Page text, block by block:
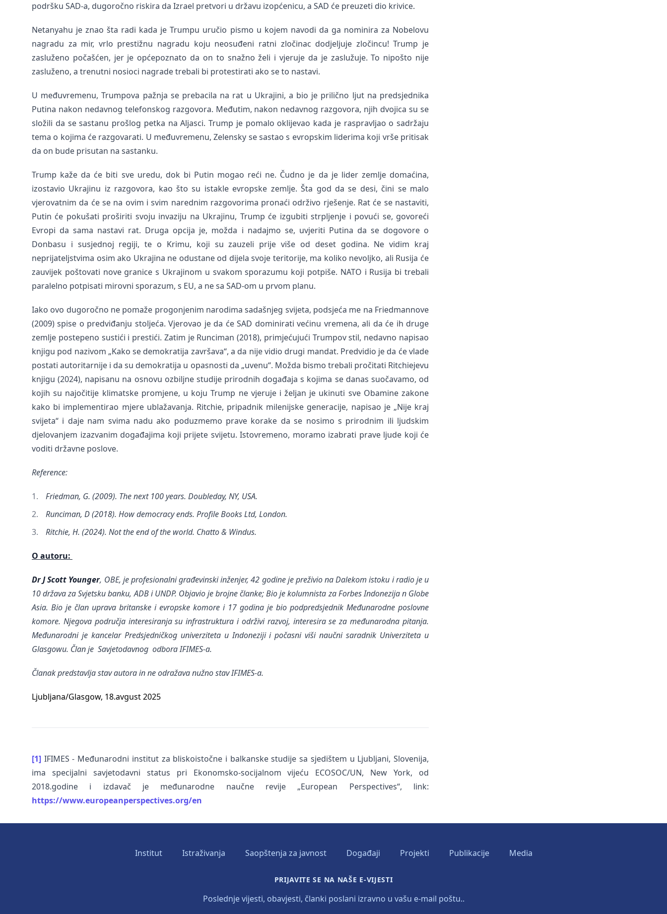
podršku SAD-a, dugoročno riskira da Izrael pretvori u državu izopćenicu, a SAD će preuzeti dio krivice.
Netanyahu je znao šta radi kada je Trumpu uručio pismo u kojem navodi da ga nominira za Nobelovu
nagradu za mir, vrlo prestižnu nagradu koju neosuđeni ratni zločinac dodjeljuje zločincu! Trump je
zasluženo počašćen, jer je općepoznato da on to snažno želi i vjeruje da je zaslužuje. To nipošto nije
zasluženo, a trenutni nosioci nagrade trebali bi protestirati ako se to nastavi.
U međuvremenu, Trumpova pažnja se prebacila na rat u Ukrajini, a bio je prilično ljut na predsjednika
Putina nakon nedavnog telefonskog razgovora. Međutim, nakon nedavnog razgovora, njih dvojica su se
složili da se sastanu prošlog petka na Aljasci. Trump je pomalo oklijevao kada je raspravljao o sadržaju
tema o kojima će razgovarati. U međuvremenu, Zelensky se sastao s evropskim liderima koji vrše pritisak
da on bude prisutan na sastanku.
Trump kaže da će biti sve uredu, dok bi Putin mogao reći ne. Čudno je da je lider zemlje domaćina,
izostavio Ukrajinu iz razgovora, kao što su istakle evropske zemlje. Šta god da se desi, čini se malo
vjerovatnim da će se na ovim i svim narednim razgovorima pronaći održivo rješenje. Rat će se nastaviti,
Putin će pokušati proširiti svoju invaziju na Ukrajinu, Trump će izgubiti strpljenje i povući se, govoreći
Evropi da sama nastavi rat. Druga opcija je, možda i nadajmo se, uvjeriti Putina da se dogovore o
Donbasu i susjednoj regiji, te o Krimu, koji su zauzeli prije više od deset godina. Ne vidim kraj
neprijateljstvima osim ako Ukrajina ne odustane od dijela svoje teritorije, ma koliko nevoljko, ali Rusija će
zauvijek poštovati nove granice s Ukrajinom u svakom sporazumu koji potpiše. NATO i Rusija bi trebali
paralelno potpisati mirovni sporazum, s EU, a ne sa SAD-om u prvom planu.
Iako ovo dugoročno ne pomaže progonjenim narodima sadašnjeg svijeta, podsjeća me na Friedmannove
(2009) spise o predviđanju stoljeća. Vjerovao je da će SAD dominirati većinu vremena, ali da će ih druge
zemlje postepeno sustići i prestići. Zatim je Runciman (2018), primjećujući Trumpov stil, nedavno napisao
knjigu pod nazivom „Kako se demokratija završava“, a da nije vidio drugi mandat. Predvidio je da će vlade
postati autoritarnije i da su demokratija u opasnosti da „uvenu“. Možda bismo trebali pročitati Ritchiejevu
knjigu (2024), napisanu na osnovu ozbiljne studije prirodnih događaja s kojima se danas suočavamo, od
kojih su najočitije klimatske promjene, u koju Trump ne vjeruje i željan je ukinuti sve Obamine zakone
kako bi implementirao mjere ublažavanja. Ritchie, pripadnik milenijske generacije, napisao je „Nije kraj
svijeta“ i daje nam svima nadu ako poduzmemo prave korake da se nosimo s prirodnim ili ljudskim
djelovanjem izazvanim događajima koji prijete svijetu. Istovremeno, moramo izabrati prave ljude koji će
voditi državne poslove.
Reference:
Friedman, G. (2009). The next 100 years. Doubleday, NY, USA.
Runciman, D (2018). How democracy ends. Profile Books Ltd, London.
Ritchie, H. (2024). Not the end of the world. Chatto & Windus.
O autoru:
Dr J Scott Younger, OBE, je profesionalni građevinski inženjer, 42 godine je preživio na Dalekom istoku i radio je u
10 država za Svjetsku banku, ADB i UNDP. Objavio je brojne članke; Bio je kolumnista za Forbes Indonezija n Globe
Asia. Bio je član uprava britanske i evropske komore i 17 godina je bio podpredsjednik Međunarodne poslovne
komore. Njegova područja interesiranja su infrastruktura i održivi razvoj, interesira se za međunarodna pitanja.
Međunarodni je kancelar Predsjedničkog univerziteta u Indoneziji i počasni viši naučni saradnik Univerziteta u
Glasgowu. Član je Savjetodavnog odbora IFIMES-a.
Članak predstavlja stav autora in ne odražava nužno stav IFIMES-a.
Ljubljana/Glasgow, 18.avgust 2025
[1] IFIMES - Međunarodni institut za bliskoistočne i balkanske studije sa sjedištem u Ljubljani, Slovenija,
ima specijalni savjetodavni status pri Ekonomsko-socijalnom vijeću ECOSOC/UN, New York, od
2018.godine i izdavač je međunarodne naučne revije „European Perspectives“, link:
https://www.europeanperspectives.org/en
Institut Istraživanja Saopštenja za javnost Događaji Projekti Publikacije Media
PRIJAVITE SE NA NAŠE E-VIJESTI
Poslednje vijesti, obavjesti, članki poslani izravno u vašu e-mail poštu..